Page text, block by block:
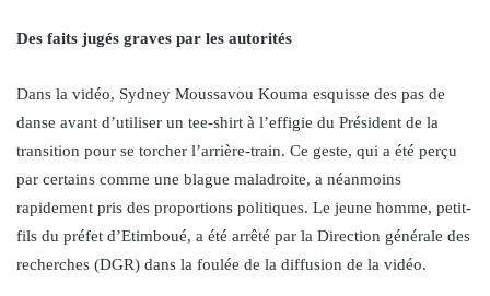
Des faits jugés graves par les autorités
Dans la vidéo, Sydney Moussavou Kouma esquisse des pas de
danse avant d’utiliser un tee-shirt à l’effigie du Président de la
transition pour se torcher l’arrière-train. Ce geste, qui a été perçu
par certains comme une blague maladroite, a néanmoins
rapidement pris des proportions politiques. Le jeune homme, petit-
fils du préfet d’Etimboué, a été arrêté par la Direction générale des
recherches (DGR) dans la foulée de la diffusion de la vidéo.